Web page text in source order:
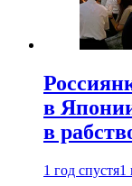
в
в
1 год спустя1